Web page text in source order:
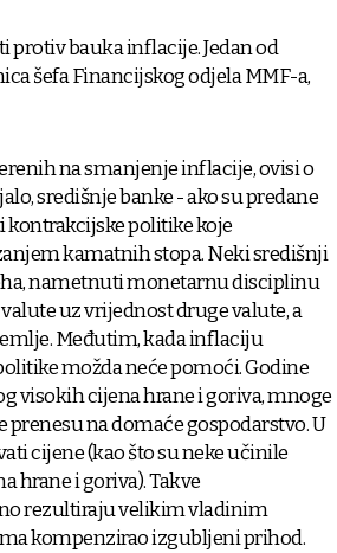
protiv bauka inflacije. Jedan od
šefa Financijskog odjela MMF-a,
na smanjenje inflacije, ovisi o
središnje banke - ako su predane
politike koje
kamatnih stopa. Neki središnji
nametnuti monetarnu disciplinu
uz vrijednost druge valute, a
Međutim, kada inflaciju
možda neće pomoći. Godine
visokih cijena hrane i goriva, mnoge
na domaće gospodarstvo. U
​​cijene (kao što su neke učinile
hrane i goriva). Takve
rezultiraju velikim vladinim
kompenzirao izgubljeni prihod.